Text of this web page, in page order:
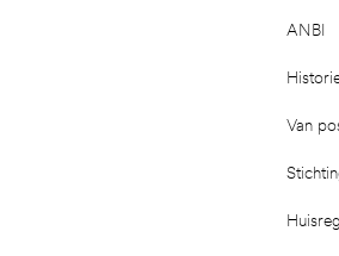
ANBI
Van